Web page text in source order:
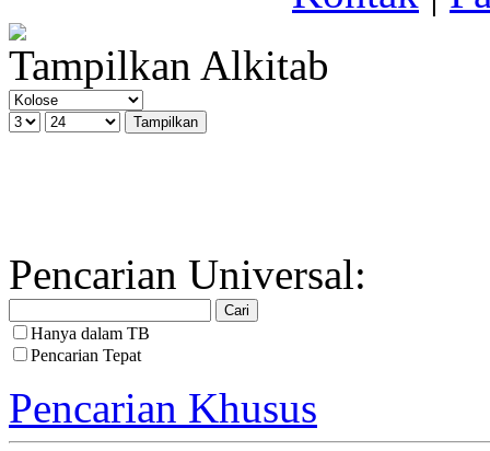
Tampilkan Alkitab
Pencarian Universal:
Hanya dalam TB
Pencarian Tepat
Pencarian Khusus